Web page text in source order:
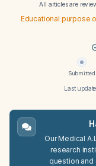
All articles are
Educational purpose
Submitted
Last
Our Medical
research
question